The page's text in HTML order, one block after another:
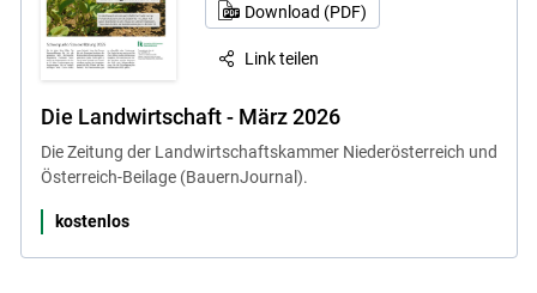
Download (PDF)
Link teilen
Die Landwirtschaft - März 2026
Die Zeitung der Landwirtschaftskammer Niederösterreich und
Österreich-Beilage (BauernJournal).
kostenlos